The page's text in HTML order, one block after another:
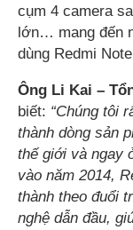
cụm 4 camera
lớn… mang đến
dùng Redmi
Ông Li Kai –
biết: “Chúng tôi
thành dòng sản
thế giới và ngay
vào năm 2014,
thành theo đuổi
nghệ dẫn đầu,